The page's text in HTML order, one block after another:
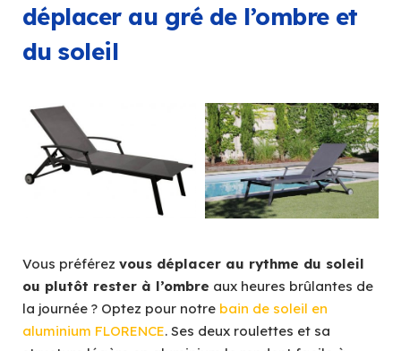
déplacer au gré de l’ombre et
du soleil
Vous préférez vous déplacer au rythme du soleil
ou plutôt rester à l’ombre aux heures brûlantes de
la journée ? Optez pour notre bain de soleil en
aluminium FLORENCE. Ses deux roulettes et sa